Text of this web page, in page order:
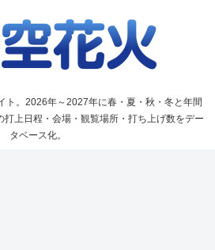
ト。2026年～2027年に春・夏・秋・冬と年間
打上日程・会場・観覧場所・打ち上げ数をデー
タベース化。